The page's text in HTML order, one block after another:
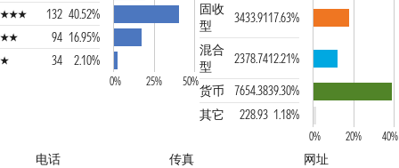
132 40.52%
94 16.95%
34
2.10%
0% 25% 50%
固收
型
3433.9117.63%
混合
型
2378.7412.21%
货币
7654.3839.30%
其它
228.93 1.18%
0% 20% 40%
电话
传真
网址